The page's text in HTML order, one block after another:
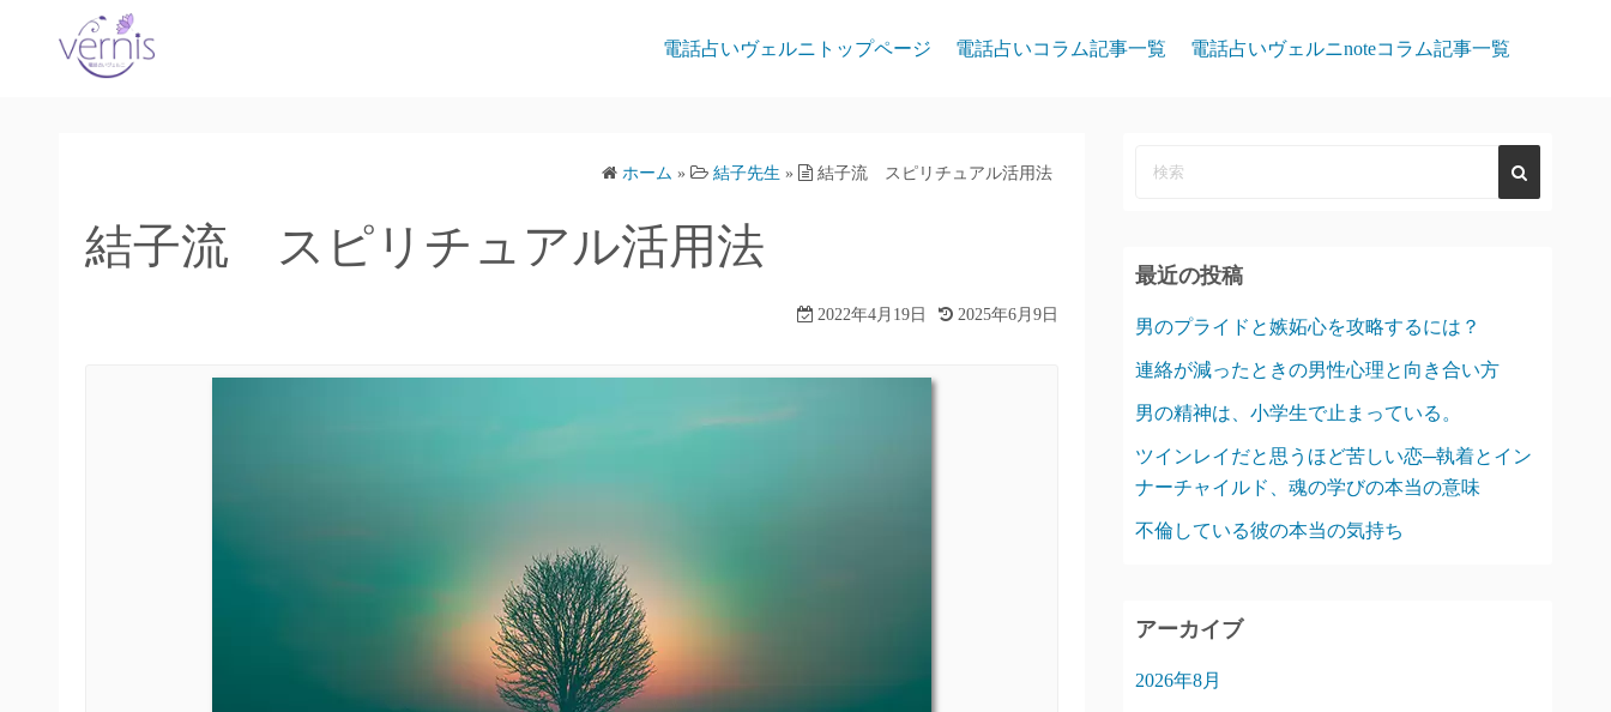
電話占いヴェルニトップページ 電話占いコラム記事一覧 電話占いヴェルニnoteコラム記事一覧
ホーム » 結子先生 » 結子流 スピリチュアル活用法
結子流 スピリチュアル活用法
2022年4月19日 2025年6月9日
最近の投稿
男のプライドと嫉妬心を攻略するには？
連絡が減ったときの男性心理と向き合い方
男の精神は、小学生で止まっている。
ツインレイだと思うほど苦しい恋─執着とイン
ナーチャイルド、魂の学びの本当の意味
不倫している彼の本当の気持ち
アーカイブ
2026年8月